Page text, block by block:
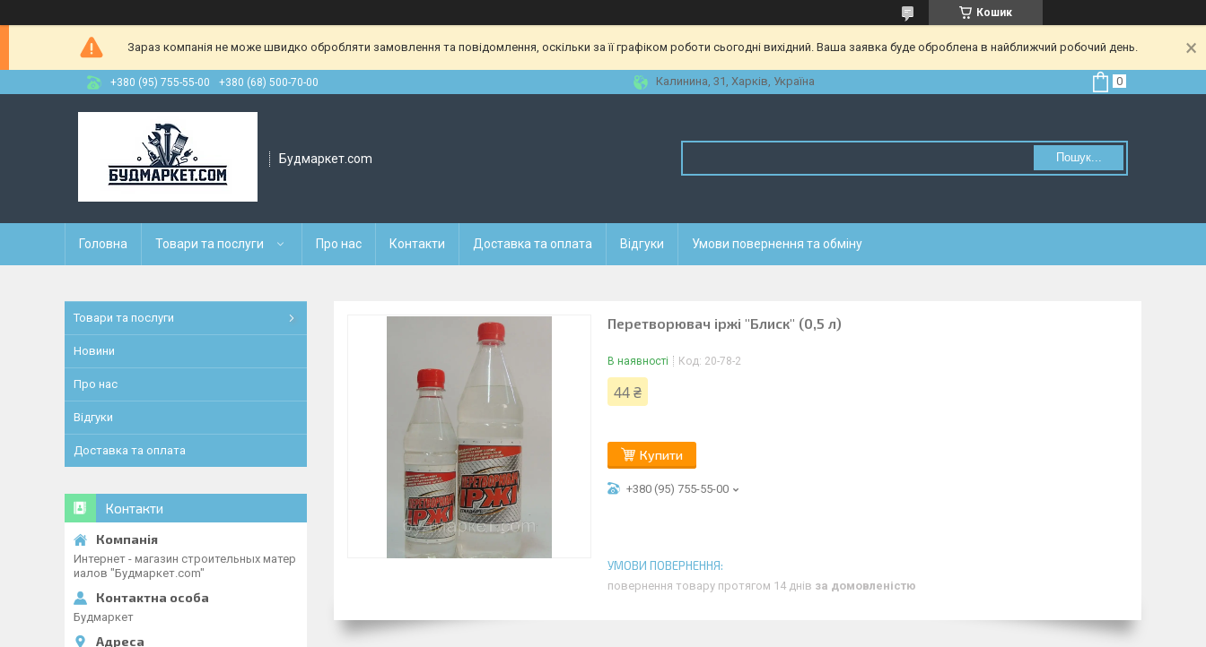
Кошик
Зараз компанія не може швидко обробляти замовлення та повідомлення, оскільки за її графіком роботи сьогодні вихідний. Ваша заявка буде оброблена в найближчий робочий день.
+380 (95) 755-55-00 +380 (68) 500-70-00 Калинина, 31, Харків, Україна
Будмаркет.com Пошук...
Головна Товари та послуги Про нас Контакти Доставка та оплата Відгуки Умови повернення та обміну
Перетворювач іржі "Блиск" (0,5 л)
В наявності Код: 20-78-2
44 ₴
Купити
+380 (95) 755-55-00
повернення товару протягом 14 днів за домовленістю
Товари та послуги
Новини
Про нас
Відгуки
Доставка та оплата
Контакти
Интернет - магазин строительных матер
иалов "Будмаркет.com"
Будмаркет